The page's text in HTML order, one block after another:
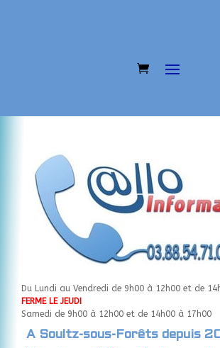
Du Lundi au Vendredi de 9h00 à 12h00 et de
FERME LE JEUDI
Samedi de 9h00 à 12h00 et de 14h00 à 17h00
A Soultz-sous-Forêts depuis